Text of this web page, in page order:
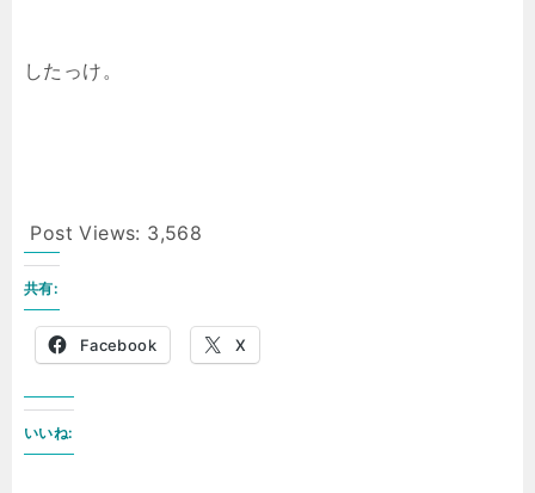
したっけ。
Post Views: 3,568
共有:
Facebook X
いいね: